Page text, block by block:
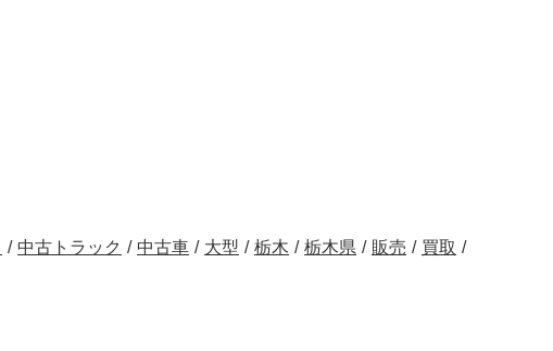
/ 中古トラック / 中古車 / 大型 / 栃木 / 栃木県 / 販売 / 買取 /